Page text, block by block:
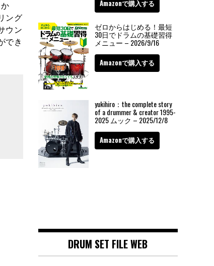
ング
ウン
でき
Amazonで購入する
ゼロからはじめる！最短
30日でドラムの基礎習得
メニュー – 2026/9/16
Amazonで購入する
yukihiro：the complete story
of a drummer & creator 1995-
2025 ムック – 2025/12/8
Amazonで購入する
DRUM SET FILE WEB